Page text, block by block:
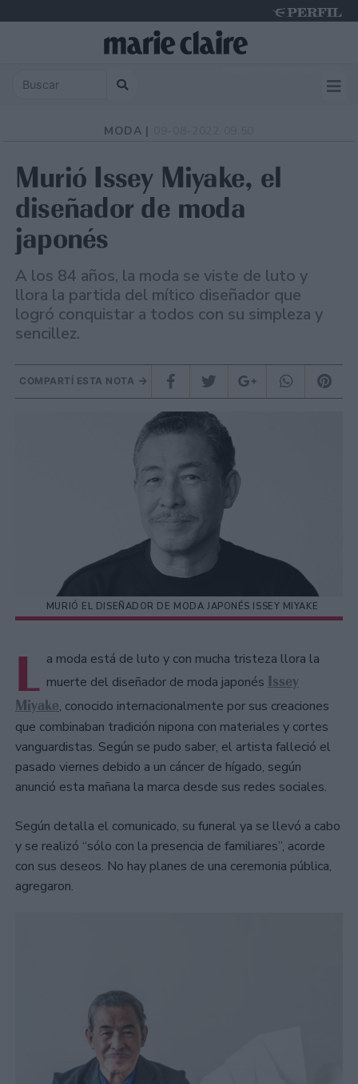
MODA |
Murió Issey Miyake, el
diseñador de moda
japonés
A los 84 años, la moda se viste de luto y
llora la partida del mítico diseñador que
logró conquistar a todos con su simpleza y
sencillez.
COMPARTÍ ESTA NOTA
MURIÓ EL DISEÑADOR DE MODA JAPONÉS ISSEY MIYAKE
L a moda está de luto y con mucha tristeza llora la
muerte del diseñador de moda japonés Issey
Miyake, conocido internacionalmente por sus creaciones
que combinaban tradición nipona con materiales y cortes
vanguardistas. Según se pudo saber, el artista falleció el
pasado viernes debido a un cáncer de hígado, según
anunció esta mañana la marca desde sus redes sociales.
Según detalla el comunicado, su funeral ya se llevó a cabo
y se realizó “sólo con la presencia de familiares”, acorde
con sus deseos. No hay planes de una ceremonia pública,
agregaron.